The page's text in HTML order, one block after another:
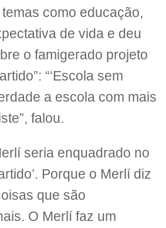
como educação,
de vida e deu
o famigerado projeto
“‘Escola sem
a escola com mais
falou.
seria enquadrado no
Porque o Merlí diz
que são
O Merlí faz um